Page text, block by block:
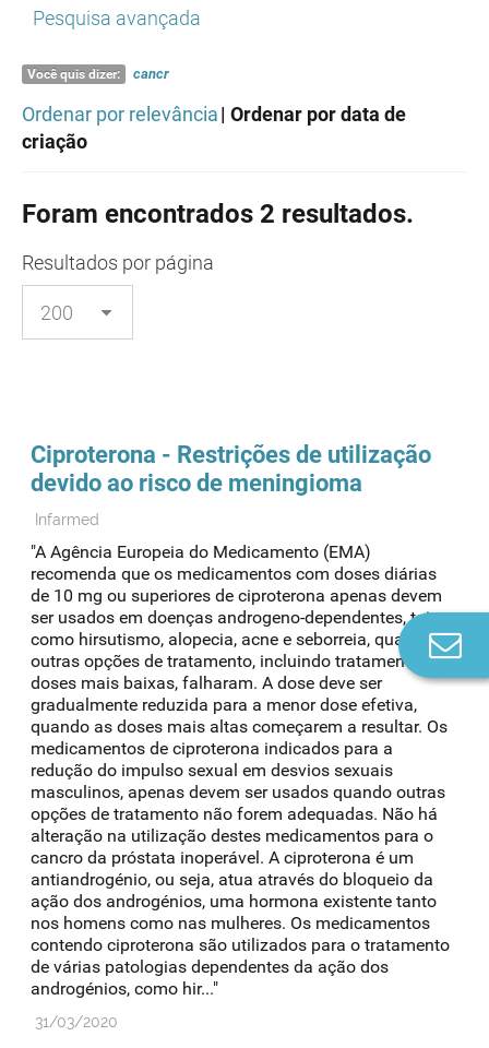
Pesquisa avançada
Você quis dizer: cancr
Ordenar por relevância| Ordenar por data de
criação
Foram encontrados 2 resultados.
Resultados por página
Ciproterona - Restrições de utilização
devido ao risco de meningioma
Infarmed
"A Agência Europeia do Medicamento (EMA)
recomenda que os medicamentos com doses diárias
de 10 mg ou superiores de ciproterona apenas devem
ser usados em doenças androgeno-dependentes, tais
como hirsutismo, alopecia, acne e seborreia, quando
outras opções de tratamento, incluindo tratamento com
doses mais baixas, falharam. A dose deve ser
gradualmente reduzida para a menor dose efetiva,
quando as doses mais altas começarem a resultar. Os
medicamentos de ciproterona indicados para a
redução do impulso sexual em desvios sexuais
masculinos, apenas devem ser usados quando outras
opções de tratamento não forem adequadas. Não há
alteração na utilização destes medicamentos para o
cancro da próstata inoperável. A ciproterona é um
antiandrogénio, ou seja, atua através do bloqueio da
ação dos androgénios, uma hormona existente tanto
nos homens como nas mulheres. Os medicamentos
contendo ciproterona são utilizados para o tratamento
de várias patologias dependentes da ação dos
androgénios, como hir..."
31/03/2020